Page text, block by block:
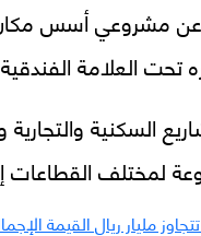
عن مشروعي أسس
العلامة
والتجارية
لمختلف